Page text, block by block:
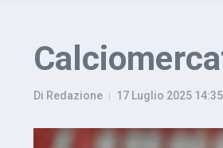
Di Redazione 17 Luglio 2025 14:35